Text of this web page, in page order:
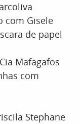
com Gisele
de papel
Mafagafos
com
Stephane